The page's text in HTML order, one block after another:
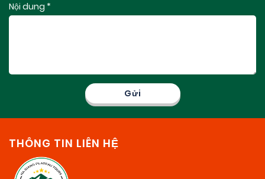
Nội dung *
THÔNG TIN LIÊN HỆ